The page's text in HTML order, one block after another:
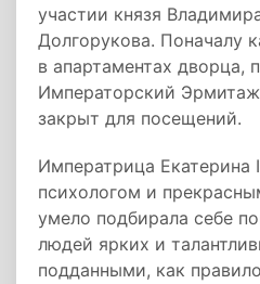
участии князя
Долгорукова. Поначалу
в апартаментах дворца,
Императорский
закрыт для посещений.
Императрица Екатерина
психологом и
умело подбирала себе
людей ярких и
подданными, как